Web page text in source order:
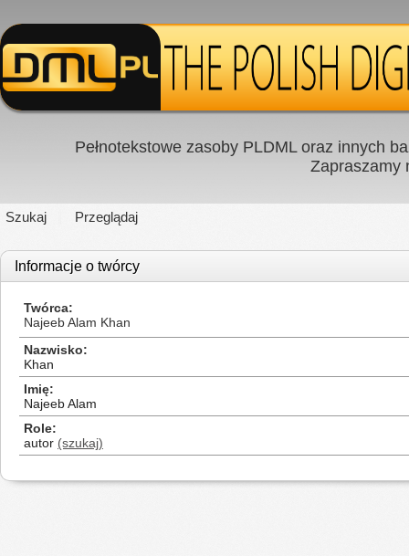
Pełnotekstowe zasoby PLDML oraz innych
Zapraszamy
Szukaj Przeglądaj
Informacje o twórcy
Twórca
Najeeb Alam Khan
Nazwisko
Khan
Imię
Najeeb Alam
Role
autor (szukaj)